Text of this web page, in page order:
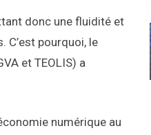
donc une fluidité et
C’est pourquoi, le
et TEOLIS) a
numérique au